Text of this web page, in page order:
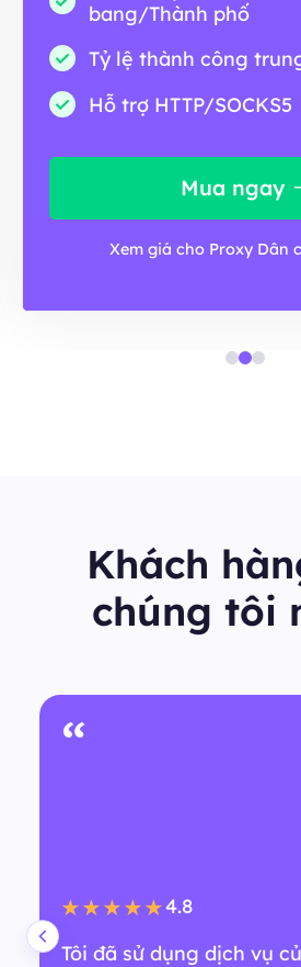
bang/Thành phố
Tỷ lệ thành công
Hỗ trợ HTTP/SOCKS5
Mua ngay
Xem giá cho Proxy Dân
Khách
chúng tôi
“
★★★★★4.8
Tôi đã sử dụng dịch vụ